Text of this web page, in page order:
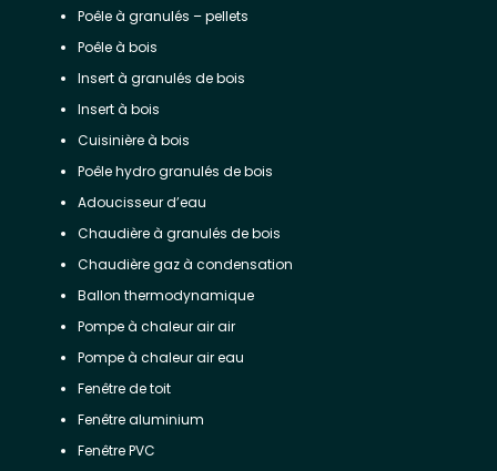
Poêle à granulés – pellets
Poêle à bois
Insert à granulés de bois
Insert à bois
Cuisinière à bois
Poêle hydro granulés de bois
Adoucisseur d’eau
Chaudière à granulés de bois
Chaudière gaz à condensation
Ballon thermodynamique
Pompe à chaleur air air
Pompe à chaleur air eau
Fenêtre de toit
Fenêtre aluminium
Fenêtre PVC